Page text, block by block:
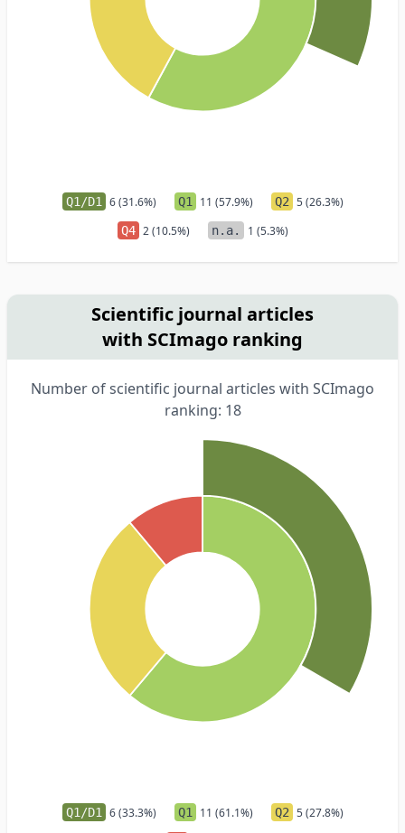
Q1/D1 6 (31.6%) Q1 11 (57.9%) Q2 5 (26.3%)
Q4 2 (10.5%) n.a. 1 (5.3%)
Scientific journal articles
with SCImago ranking
Number of scientific journal articles with SCImago
ranking: 18
Q1/D1 6 (33.3%) Q1 11 (61.1%) Q2 5 (27.8%)